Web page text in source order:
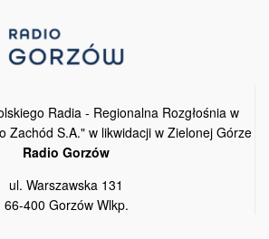
Radia - Regionalna Rozgłośnia w
Zachód S.A." w likwidacji w Zielonej Górze
Radio Gorzów
ul. Warszawska 131
66-400 Gorzów Wlkp.